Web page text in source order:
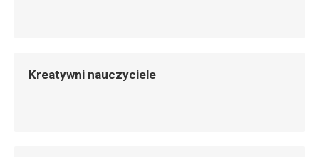
Kreatywni nauczyciele